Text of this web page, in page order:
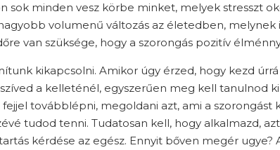
sok minden vesz körbe minket, melyek stresszt
volumenű változás az életedben, melynek
van szüksége, hogy a szorongás pozitív
kikapcsolni. Amikor úgy érzed, hogy kezd úrrá
a kelleténél, egyszerűen meg kell tanulnod
továbblépni, megoldani azt, ami a szorongást
tudod tenni. Tudatosan kell, hogy alkalmazd,
kérdése az egész. Ennyit bőven megér ugye?